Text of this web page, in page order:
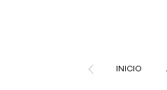
INICIO